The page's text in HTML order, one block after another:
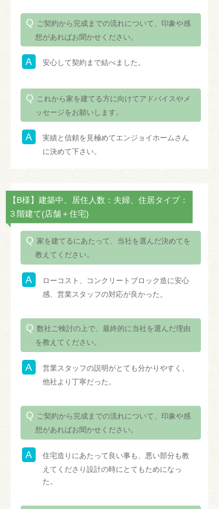
ご契約から完成までの流れについて、印象や感
想があればお聞かせください。
安心して契約まで結べました。
これから家を建てる方に向けてアドバイスやメ
ッセージをお願いします。
実績と信頼を見極めてエンジョイホームさん
に決めて下さい。
【B様】建築中、居住人数：夫婦、住居タイプ：
３階建て(店舗＋住宅)
家を建てるにあたって、当社を選んだ決めてを
教えてください。
ローコスト、コンクリートブロック造に安心
感、営業スタッフの対応が良かった。
数社ご検討の上で、最終的に当社を選んだ理由
を教えてください。
営業スタッフの説明がとても分かりやすく、
他社より丁寧だった。
ご契約から完成までの流れについて、印象や感
想があればお聞かせください。
住宅造りにあたって良い事も、悪い部分も教
えてくださり設計の時にとてもためになっ
た。